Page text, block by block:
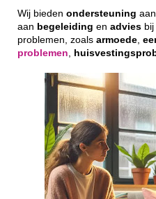
Wij bieden ondersteuning
aan begeleiding en advies
problemen, zoals armoede
problemen